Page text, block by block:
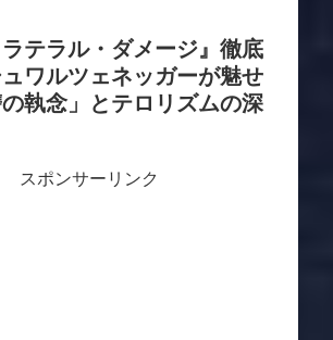
テラル・ダメージ』徹底
ワルツェネッガーが魅せ
執念」とテロリズムの深
スポンサーリンク